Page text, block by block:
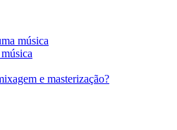
música
e masterização?